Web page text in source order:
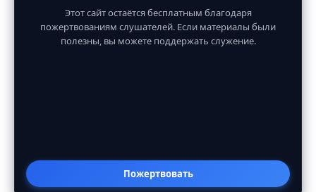
Этот сайт остаётся бесплатным благодаря
пожертвованиям слушателей. Если материалы были
полезны, вы можете поддержать служение.
Пожертвовать